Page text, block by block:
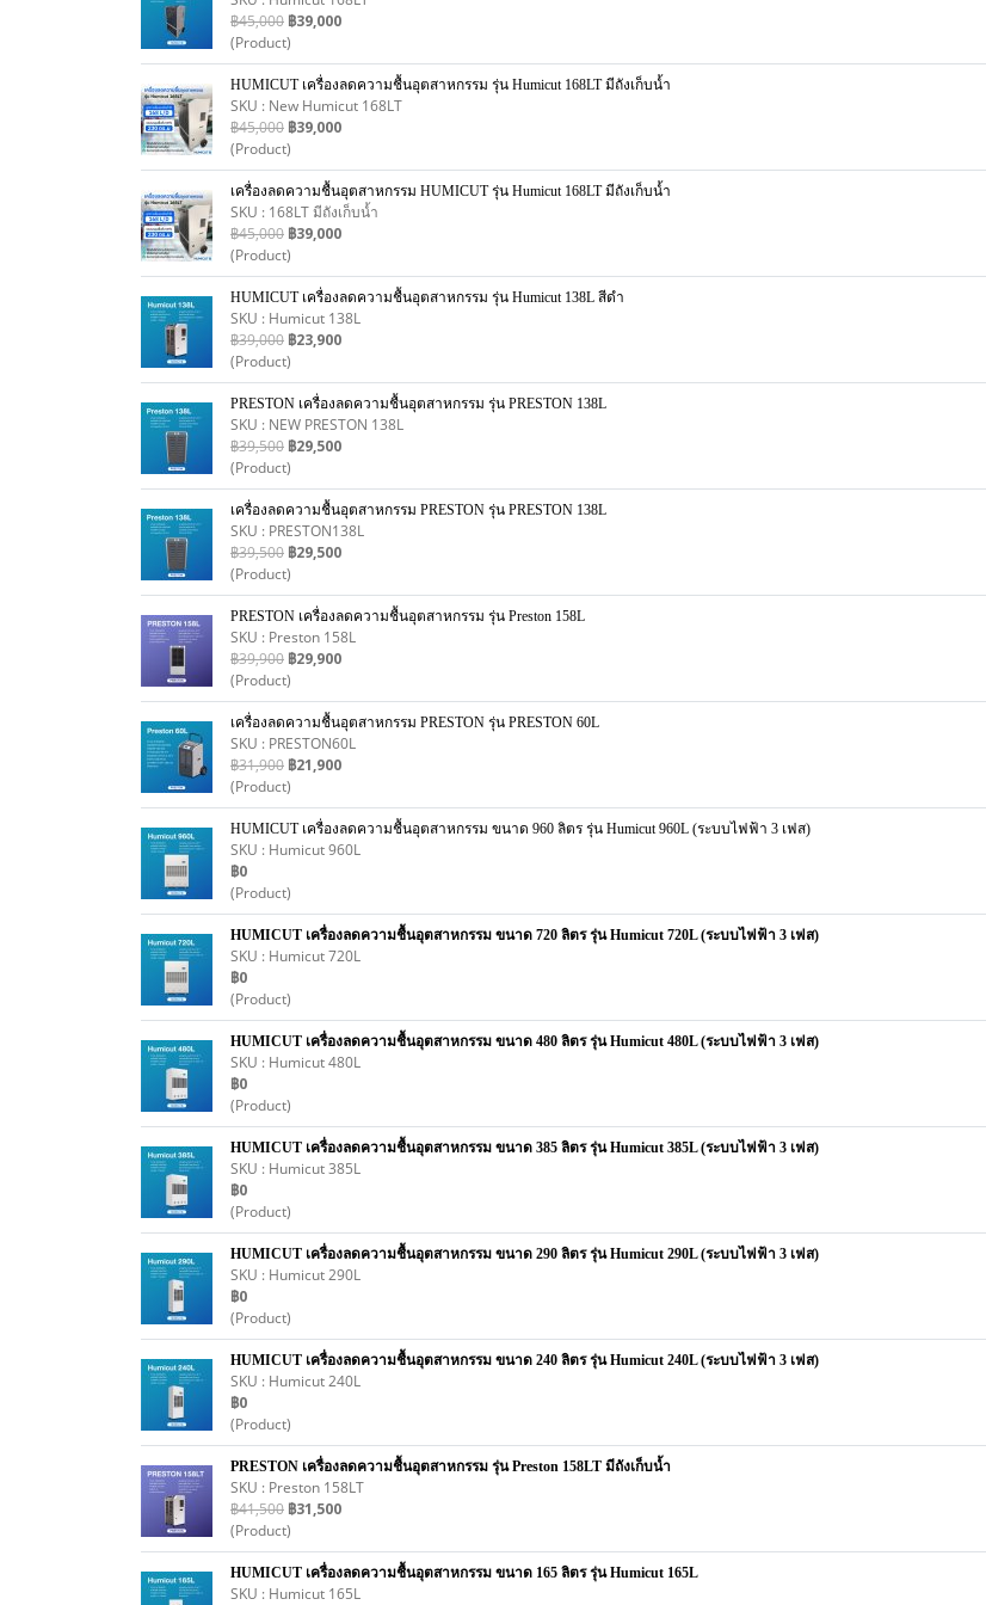
฿45,000 ฿39,000
(Product)
HUMICUT เครื่องลดความชื้นอุตสาหกรรม รุ่น Humicut 168LT มีถังเก็บน้ำ
SKU : New Humicut 168LT
฿45,000 ฿39,000
(Product)
เครื่องลดความชื้นอุตสาหกรรม HUMICUT รุ่น Humicut 168LT มีถังเก็บน้ำ
SKU : 168LT มีถังเก็บน้ำ
฿45,000 ฿39,000
(Product)
HUMICUT เครื่องลดความชื้นอุตสาหกรรม รุ่น Humicut 138L สีดำ
SKU : Humicut 138L
฿39,000 ฿23,900
(Product)
PRESTON เครื่องลดความชื้นอุตสาหกรรม รุ่น PRESTON 138L
SKU : NEW PRESTON 138L
฿39,500 ฿29,500
(Product)
เครื่องลดความชื้นอุตสาหกรรม PRESTON รุ่น PRESTON 138L
SKU : PRESTON138L
฿39,500 ฿29,500
(Product)
PRESTON เครื่องลดความชื้นอุตสาหกรรม รุ่น Preston 158L
SKU : Preston 158L
฿39,900 ฿29,900
(Product)
เครื่องลดความชื้นอุตสาหกรรม PRESTON รุ่น PRESTON 60L
SKU : PRESTON60L
฿31,900 ฿21,900
(Product)
HUMICUT เครื่องลดความชื้นอุตสาหกรรม ขนาด 960 ลิตร รุ่น Humicut 960L (ระบบไฟฟ้า 3 เฟส)
SKU : Humicut 960L
฿0
(Product)
HUMICUT เครื่องลดความชื้นอุตสาหกรรม ขนาด 720 ลิตร รุ่น Humicut 720L (ระบบไฟฟ้า 3 เฟส)
SKU : Humicut 720L
฿0
(Product)
HUMICUT เครื่องลดความชื้นอุตสาหกรรม ขนาด 480 ลิตร รุ่น Humicut 480L (ระบบไฟฟ้า 3 เฟส)
SKU : Humicut 480L
฿0
(Product)
HUMICUT เครื่องลดความชื้นอุตสาหกรรม ขนาด 385 ลิตร รุ่น Humicut 385L (ระบบไฟฟ้า 3 เฟส)
SKU : Humicut 385L
฿0
(Product)
HUMICUT เครื่องลดความชื้นอุตสาหกรรม ขนาด 290 ลิตร รุ่น Humicut 290L (ระบบไฟฟ้า 3 เฟส)
SKU : Humicut 290L
฿0
(Product)
HUMICUT เครื่องลดความชื้นอุตสาหกรรม ขนาด 240 ลิตร รุ่น Humicut 240L (ระบบไฟฟ้า 3 เฟส)
SKU : Humicut 240L
฿0
(Product)
PRESTON เครื่องลดความชื้นอุตสาหกรรม รุ่น Preston 158LT มีถังเก็บน้ำ
SKU : Preston 158LT
฿41,500 ฿31,500
(Product)
HUMICUT เครื่องลดความชื้นอุตสาหกรรม ขนาด 165 ลิตร รุ่น Humicut 165L
SKU : Humicut 165L